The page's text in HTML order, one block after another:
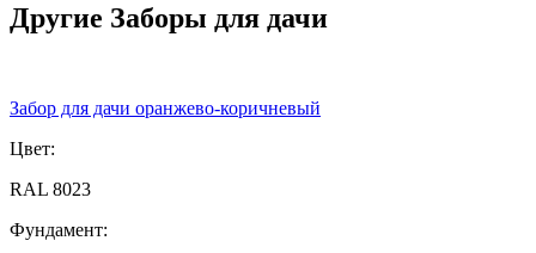
Другие Заборы для дачи
Забор для дачи оранжево-коричневый
Цвет:
RAL 8023
Фундамент: